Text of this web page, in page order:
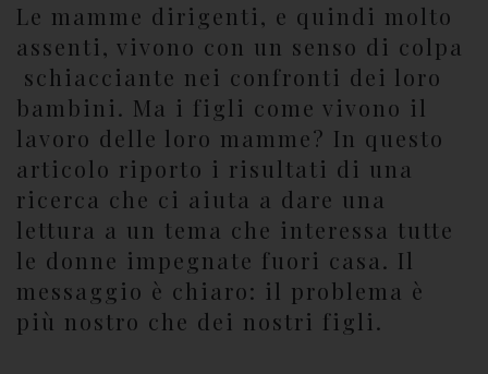
Le mamme dirigenti, e quindi molto
assenti, vivono con un senso di colpa
schiacciante nei confronti dei loro
bambini. Ma i figli come vivono il
lavoro delle loro mamme? In questo
articolo riporto i risultati di una
ricerca che ci aiuta a dare una
lettura a un tema che interessa tutte
le donne impegnate fuori casa. Il
messaggio è chiaro: il problema è
più nostro che dei nostri figli.